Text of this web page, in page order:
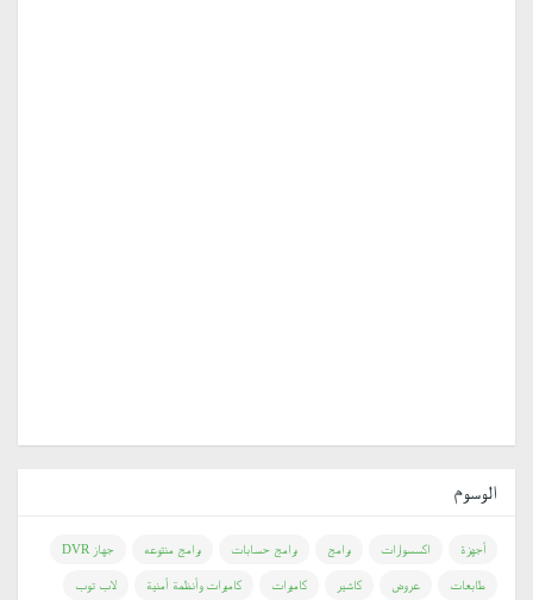
الوسوم
أجهزة اكسسوارات برامج برامج حسابات برامج منتوعه جهاز DVR
طابعات عروض كاشير كاميرات كاميرات وأنظمة أمنية لاب توب